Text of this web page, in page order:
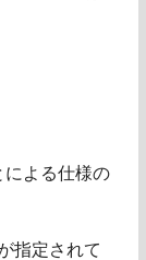
による仕様の
指定されて